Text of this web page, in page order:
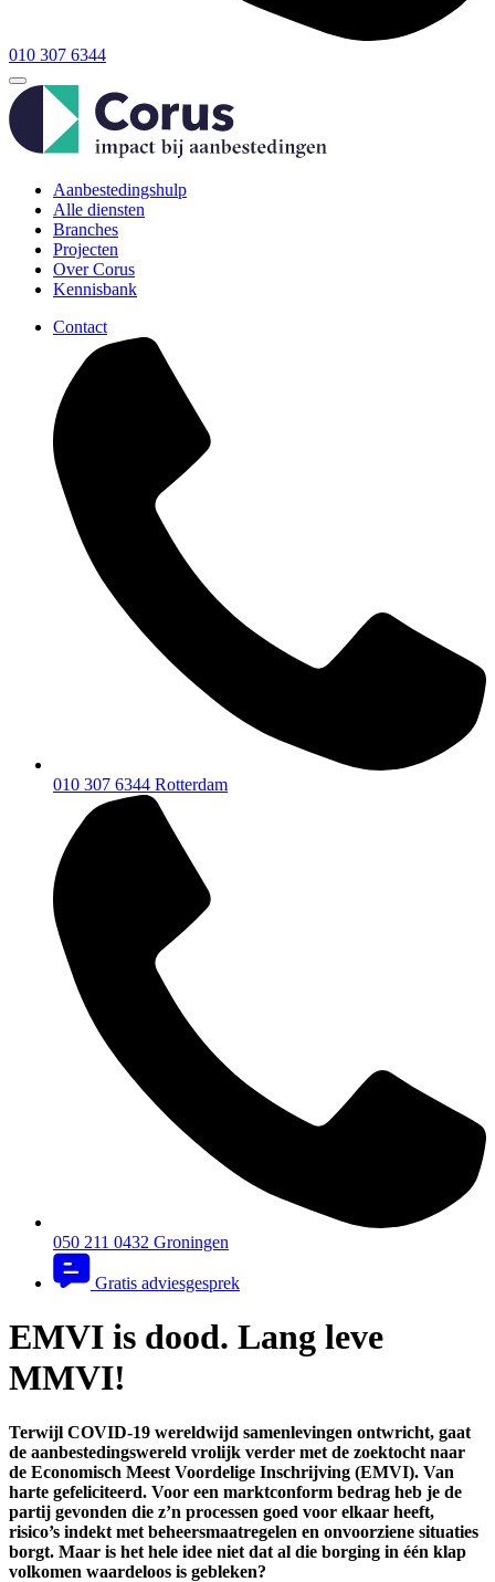
010 307 6344
Aanbestedingshulp
Alle diensten
Branches
Projecten
Over Corus
Kennisbank
Contact
010 307 6344 Rotterdam
050 211 0432 Groningen
Gratis adviesgesprek
EMVI is dood. Lang leve
MMVI!
Terwijl COVID-19 wereldwijd samenlevingen ontwricht, gaat
de aanbestedingswereld vrolijk verder met de zoektocht naar
de Economisch Meest Voordelige Inschrijving (EMVI). Van
harte gefeliciteerd. Voor een marktconform bedrag heb je de
partij gevonden die z’n processen goed voor elkaar heeft,
risico’s indekt met beheersmaatregelen en onvoorziene situaties
borgt. Maar is het hele idee niet dat al die borging in één klap
volkomen waardeloos is gebleken?